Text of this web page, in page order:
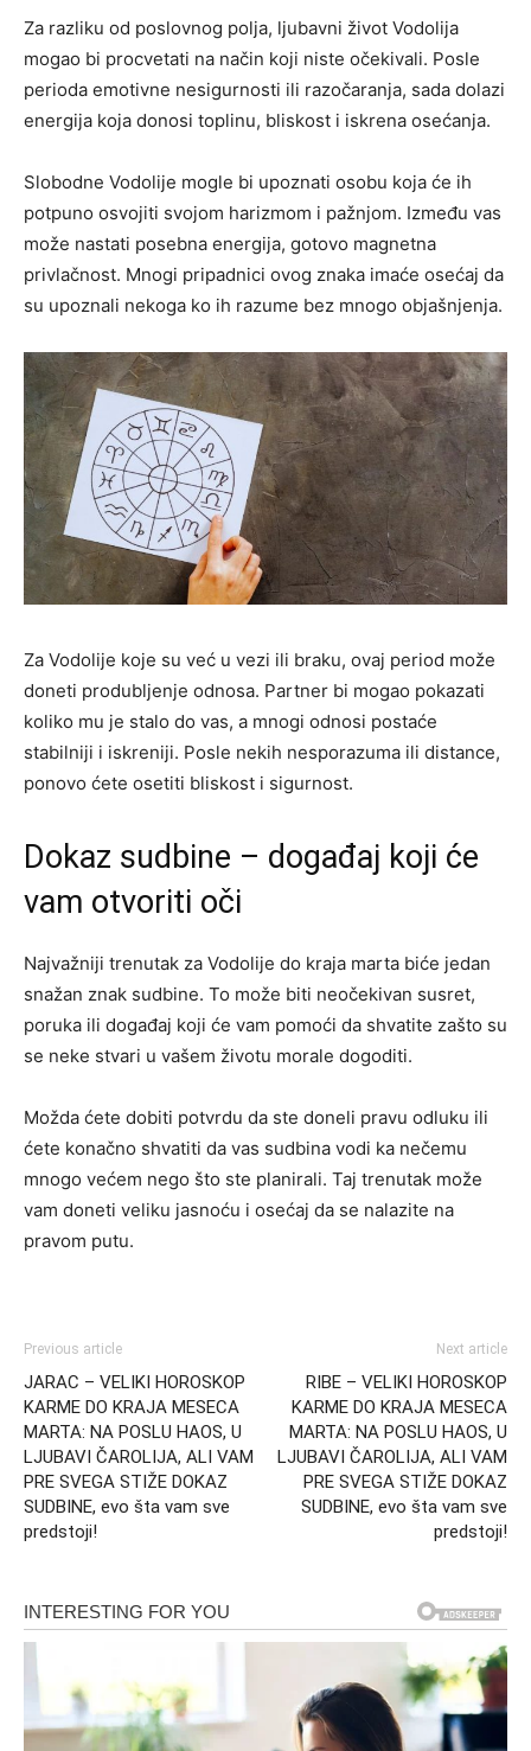
Za razliku od poslovnog polja, ljubavni život Vodolija
mogao bi procvetati na način koji niste očekivali. Posle
perioda emotivne nesigurnosti ili razočaranja, sada dolazi
energija koja donosi toplinu, bliskost i iskrena osećanja.
Slobodne Vodolije mogle bi upoznati osobu koja će ih
potpuno osvojiti svojom harizmom i pažnjom. Između vas
može nastati posebna energija, gotovo magnetna
privlačnost. Mnogi pripadnici ovog znaka imaće osećaj da
su upoznali nekoga ko ih razume bez mnogo objašnjenja.
Za Vodolije koje su već u vezi ili braku, ovaj period može
doneti produbljenje odnosa. Partner bi mogao pokazati
koliko mu je stalo do vas, a mnogi odnosi postaće
stabilniji i iskreniji. Posle nekih nesporazuma ili distance,
ponovo ćete osetiti bliskost i sigurnost.
Dokaz sudbine – događaj koji će
vam otvoriti oči
Najvažniji trenutak za Vodolije do kraja marta biće jedan
snažan znak sudbine. To može biti neočekivan susret,
poruka ili događaj koji će vam pomoći da shvatite zašto su
se neke stvari u vašem životu morale dogoditi.
Možda ćete dobiti potvrdu da ste doneli pravu odluku ili
ćete konačno shvatiti da vas sudbina vodi ka nečemu
mnogo većem nego što ste planirali. Taj trenutak može
vam doneti veliku jasnoću i osećaj da se nalazite na
pravom putu.
Previous article
JARAC – VELIKI HOROSKOP
KARME DO KRAJA MESECA
MARTA: NA POSLU HAOS, U
LJUBAVI ČAROLIJA, ALI VAM
PRE SVEGA STIŽE DOKAZ
SUDBINE, evo šta vam sve
predstoji!
Next article
RIBE – VELIKI HOROSKOP
KARME DO KRAJA MESECA
MARTA: NA POSLU HAOS, U
LJUBAVI ČAROLIJA, ALI VAM
PRE SVEGA STIŽE DOKAZ
SUDBINE, evo šta vam sve
predstoji!